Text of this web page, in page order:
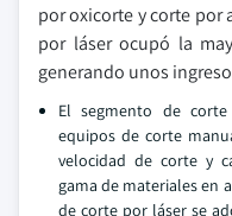
por oxicorte y corte por
por láser ocupó la
generando unos
El segmento de
equipos de corte
velocidad de corte y
gama de materiales en
de corte por láser se